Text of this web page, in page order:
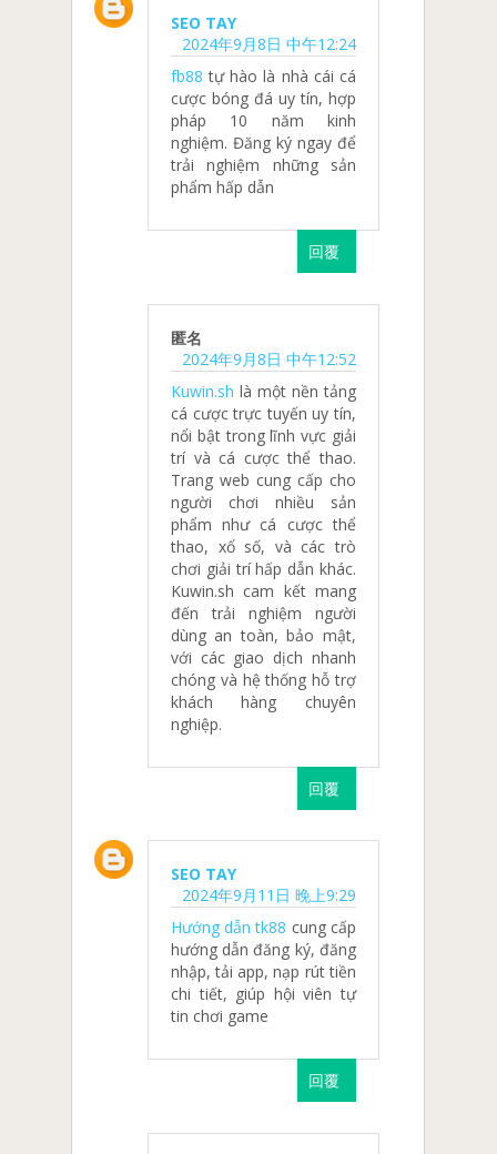
SEO TAY
2024年9月8日 中午12:24
fb88 tự hào là nhà cái cá
cược bóng đá uy tín, hợp
pháp 10 năm kinh
nghiệm. Đăng ký ngay để
trải nghiệm những sản
phẩm hấp dẫn
回覆
匿名
2024年9月8日 中午12:52
Kuwin.sh là một nền tảng
cá cược trực tuyến uy tín,
nổi bật trong lĩnh vực giải
trí và cá cược thể thao.
Trang web cung cấp cho
người chơi nhiều sản
phẩm như cá cược thể
thao, xổ số, và các trò
chơi giải trí hấp dẫn khác.
Kuwin.sh cam kết mang
đến trải nghiệm người
dùng an toàn, bảo mật,
với các giao dịch nhanh
chóng và hệ thống hỗ trợ
khách hàng chuyên
nghiệp.
回覆
SEO TAY
2024年9月11日 晚上9:29
Hướng dẫn tk88 cung cấp
hướng dẫn đăng ký, đăng
nhập, tải app, nạp rút tiền
chi tiết, giúp hội viên tự
tin chơi game
回覆